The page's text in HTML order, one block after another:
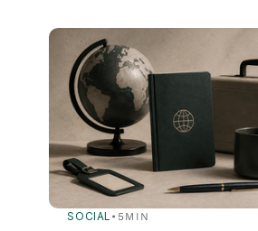
SOCIAL • 5MIN